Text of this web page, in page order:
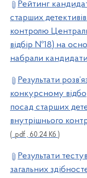
Рейтинг
старших
контролю
відбір №18) на
набрали кандидати
Результати
конкурсному
посад старших
внутрішнього
( .pdf , 60.24 Кб )
Результати
загальних